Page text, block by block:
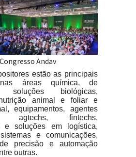
Congresso Andav
estão as principais
nas áreas química, de
soluções biológicas,
animal e foliar e
equipamentos, agentes
agtechs, fintechs,
e soluções em logística,
e comunicações,
precisão e automação
outras.